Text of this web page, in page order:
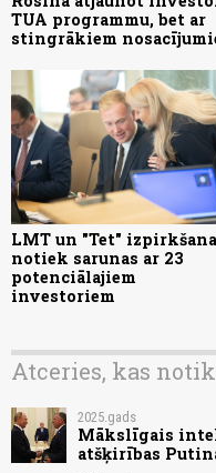
TUA programmu, bet ar
stingrākiem
LMT un "Tet"
notiek sarunas ar 23
potenciālajiem
investoriem
Atceries, kas
2025.gads
Mākslīgais
atšķirības